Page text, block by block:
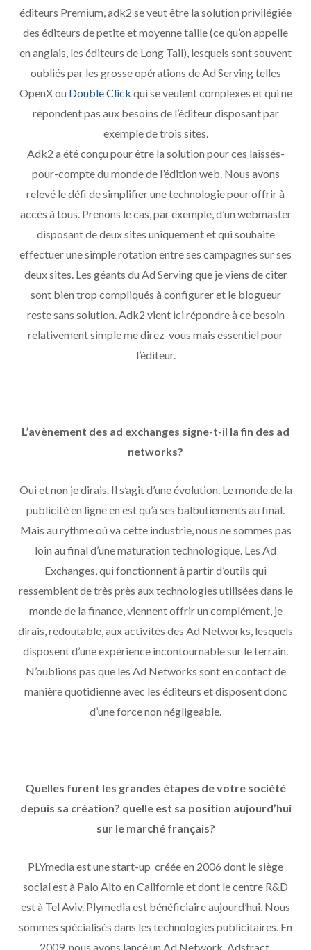
éditeurs Premium, adk2 se veut être la solution privilégiée
des éditeurs de petite et moyenne taille (ce qu’on appelle
en anglais, les éditeurs de Long Tail), lesquels sont souvent
oubliés par les grosse opérations de Ad Serving telles
OpenX ou Double Click qui se veulent complexes et qui ne
répondent pas aux besoins de l’éditeur disposant par
exemple de trois sites.
Adk2 a été conçu pour être la solution pour ces laissés-
pour-compte du monde de l’édition web. Nous avons
relevé le défi de simplifier une technologie pour offrir à
accès à tous. Prenons le cas, par exemple, d’un webmaster
disposant de deux sites uniquement et qui souhaite
effectuer une simple rotation entre ses campagnes sur ses
deux sites. Les géants du Ad Serving que je viens de citer
sont bien trop compliqués à configurer et le blogueur
reste sans solution. Adk2 vient ici répondre à ce besoin
relativement simple me direz-vous mais essentiel pour
l’éditeur.
L’avènement des ad exchanges signe-t-il la fin des ad
networks?
Oui et non je dirais. Il s’agit d’une évolution. Le monde de la
publicité en ligne en est qu’à ses balbutiements au final.
Mais au rythme où va cette industrie, nous ne sommes pas
loin au final d’une maturation technologique. Les Ad
Exchanges, qui fonctionnent à partir d’outils qui
ressemblent de très près aux technologies utilisées dans le
monde de la finance, viennent offrir un complément, je
dirais, redoutable, aux activités des Ad Networks, lesquels
disposent d’une expérience incontournable sur le terrain.
N’oublions pas que les Ad Networks sont en contact de
manière quotidienne avec les éditeurs et disposent donc
d’une force non négligeable.
Quelles furent les grandes étapes de votre société
depuis sa création? quelle est sa position aujourd’hui
sur le marché français?
PLYmedia est une start-up créée en 2006 dont le siège
social est à Palo Alto en Californie et dont le centre R&D
est à Tel Aviv. Plymedia est bénéficiaire aujourd’hui. Nous
sommes spécialisés dans les technologies publicitaires. En
2009, nous avons lancé un Ad Network, Adstract,